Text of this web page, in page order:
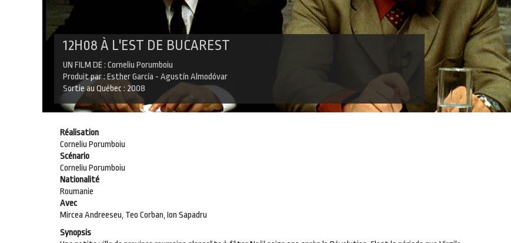
12H08 À L'EST DE BUCAREST
UN FILM DE : Corneliu Porumboiu
Produit par : Esther García - Agustín Almodóvar
Sortie au Québec : 2008
Réalisation
Corneliu Porumboiu
Scénario
Corneliu Porumboiu
Nationalité
Roumanie
Avec
Mircea Andreeseu, Teo Corban, Ion Sapadru
Synopsis